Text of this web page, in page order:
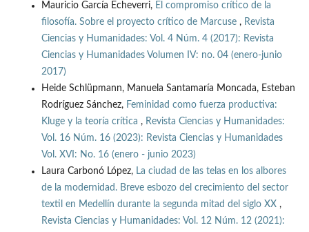
Mauricio García Echeverri, El compromiso crítico de la
filosofía. Sobre el proyecto crítico de Marcuse , Revista
Ciencias y Humanidades: Vol. 4 Núm. 4 (2017): Revista
Ciencias y Humanidades Volumen IV: no. 04 (enero-junio
2017)
Heide Schlüpmann, Manuela Santamaría Moncada, Esteban
Rodríguez Sánchez, Feminidad como fuerza productiva:
Kluge y la teoría crítica , Revista Ciencias y Humanidades:
Vol. 16 Núm. 16 (2023): Revista Ciencias y Humanidades
Vol. XVI: No. 16 (enero - junio 2023)
Laura Carbonó López, La ciudad de las telas en los albores
de la modernidad. Breve esbozo del crecimiento del sector
textil en Medellín durante la segunda mitad del siglo XX ,
Revista Ciencias y Humanidades: Vol. 12 Núm. 12 (2021):